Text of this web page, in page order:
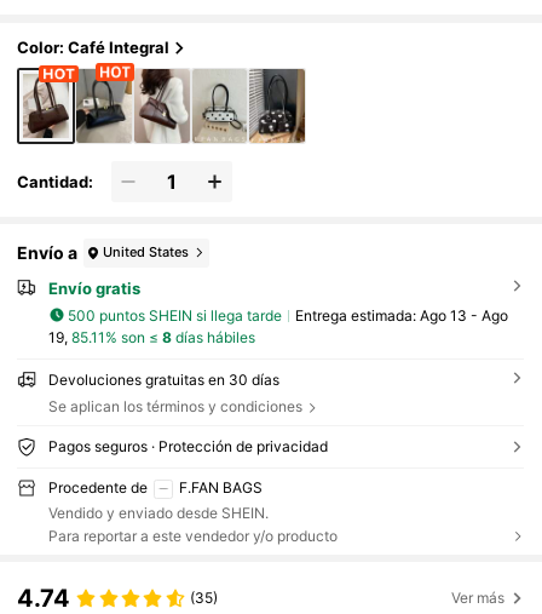
mpermeable, antirrobo, expandible, multifuncional, b
olso de hombro premium para mujer, estilo vintage
Color: Café Integral
Cantidad:
Envío a United States
Envío gratis
500 puntos SHEIN si llega tarde Entrega estimada: Ago 13 - Ago
19, 85.11% son ≤ 8días hábiles
Devoluciones gratuitas en 30 días
Se aplican los términos y condiciones
Pagos seguros · Protección de privacidad
Procedente de
F.FAN BAGS
Vendido y enviado desde SHEIN.
Para reportar a este vendedor y/o producto
4.74 (35) Ver más